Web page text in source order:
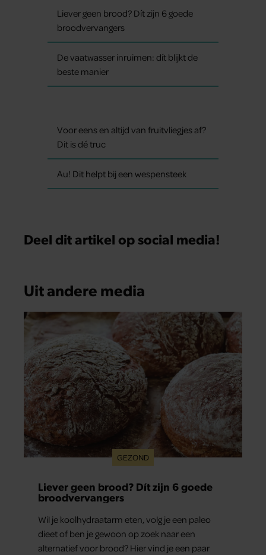
Liever geen brood? Dít zijn 6 goede
broodvervangers
De vaatwasser inruimen: dít blijkt de
beste manier
Voor eens en altijd van fruitvliegjes af?
Dit is dé truc
Au! Dit helpt bij een wespensteek
Deel dit artikel op social media!
Uit andere media
GEZOND
Liever geen brood? Dít zijn 6 goede
broodvervangers
Wil je koolhydraatarm eten, volg je een paleo
dieet of ben je gewoon op zoek naar een
alternatief voor brood? Hier vind je een paar